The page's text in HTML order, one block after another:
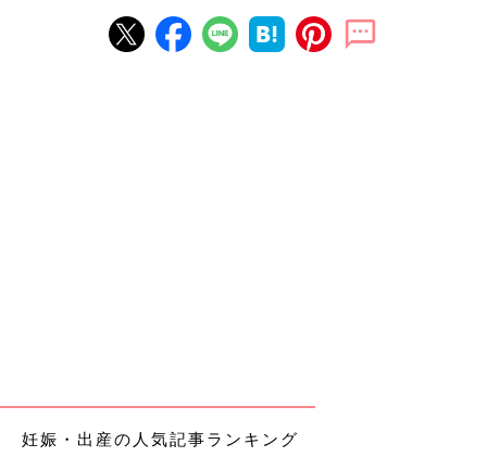
モニター開始。GBS陽性のため、抗生物質の点滴開始。
10:00
妊娠・出産の人気記事ランキング